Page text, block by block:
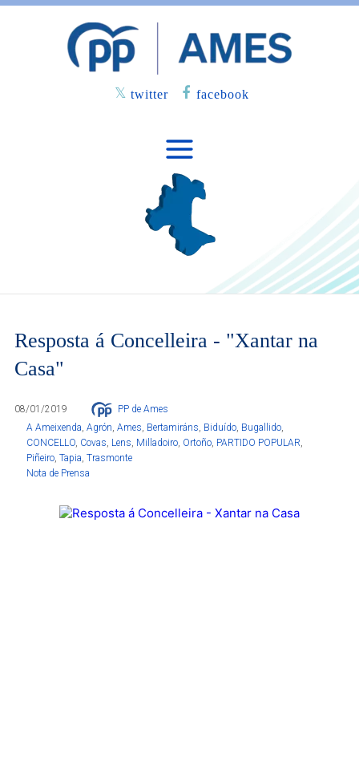
twitter facebook
Resposta á Concelleira - "Xantar na
Casa"
08/01/2019
PP de Ames
A Ameixenda, Agrón, Ames, Bertamiráns, Biduído, Bugallido,
CONCELLO, Covas, Lens, Milladoiro, Ortoño, PARTIDO POPULAR,
Piñeiro, Tapia, Trasmonte
Nota de Prensa